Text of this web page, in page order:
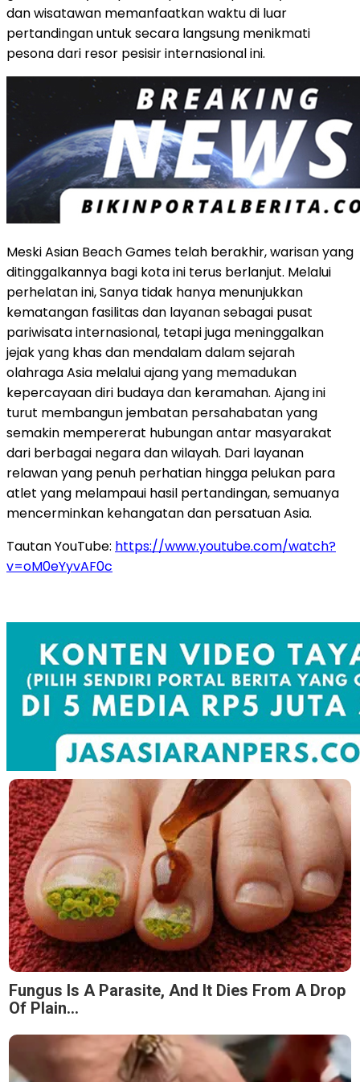
dan wisatawan memanfaatkan waktu di luar
pertandingan untuk secara langsung menikmati
pesona dari resor pesisir internasional ini.
Meski Asian Beach Games telah berakhir, warisan yang
ditinggalkannya bagi kota ini terus berlanjut. Melalui
perhelatan ini, Sanya tidak hanya menunjukkan
kematangan fasilitas dan layanan sebagai pusat
pariwisata internasional, tetapi juga meninggalkan
jejak yang khas dan mendalam dalam sejarah
olahraga Asia melalui ajang yang memadukan
kepercayaan diri budaya dan keramahan. Ajang ini
turut membangun jembatan persahabatan yang
semakin mempererat hubungan antar masyarakat
dari berbagai negara dan wilayah. Dari layanan
relawan yang penuh perhatian hingga pelukan para
atlet yang melampaui hasil pertandingan, semuanya
mencerminkan kehangatan dan persatuan Asia.
Tautan YouTube: https://www.youtube.com/watch?
v=oM0eYyvAF0c
Fungus Is A Parasite, And It Dies From A Drop
Of Plain...